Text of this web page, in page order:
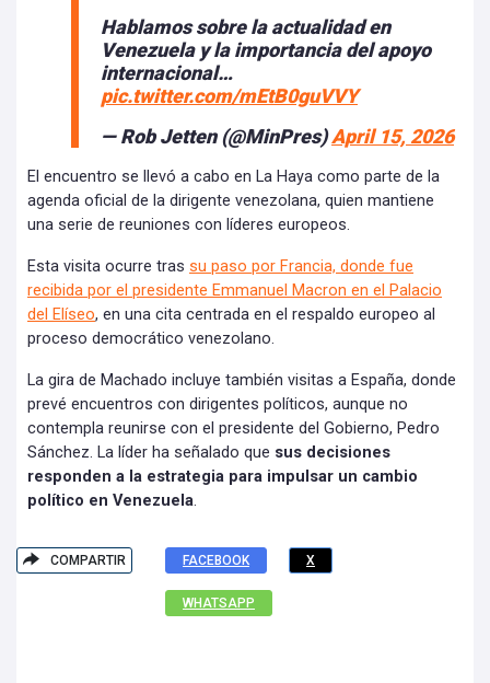
Hablamos sobre la actualidad en
Venezuela y la importancia del apoyo
internacional…
pic.twitter.com/mEtB0guVVY
— Rob Jetten (@MinPres)April 15, 2026
El encuentro se llevó a cabo en La Haya como parte de la
agenda oficial de la dirigente venezolana, quien mantiene
una serie de reuniones con líderes europeos.
Esta visita ocurre tras su paso por Francia, donde fue
recibida por el presidente Emmanuel Macron en el Palacio
del Elíseo, en una cita centrada en el respaldo europeo al
proceso democrático venezolano.
La gira de Machado incluye también visitas a España, donde
prevé encuentros con dirigentes políticos, aunque no
contempla reunirse con el presidente del Gobierno, Pedro
Sánchez. La líder ha señalado que sus decisiones
responden a la estrategia para impulsar un cambio
político en Venezuela.
COMPARTIR FACEBOOK X
WHATSAPP